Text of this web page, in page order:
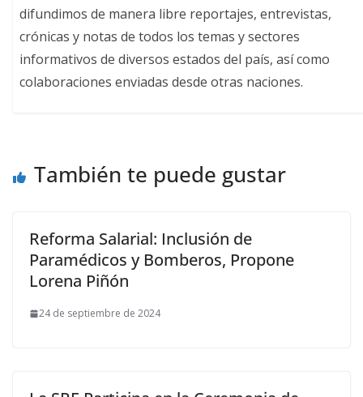
difundimos de manera libre reportajes, entrevistas,
crónicas y notas de todos los temas y sectores
informativos de diversos estados del país, así como
colaboraciones enviadas desde otras naciones.
También te puede gustar
Reforma Salarial: Inclusión de
Paramédicos y Bomberos, Propone
Lorena Piñón
24 de septiembre de 2024